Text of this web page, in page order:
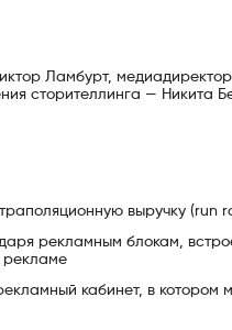
Ламбурт,
сторителлинга — Никита
выручку
рекламным блокам,
рекламе
кабинет, в котором